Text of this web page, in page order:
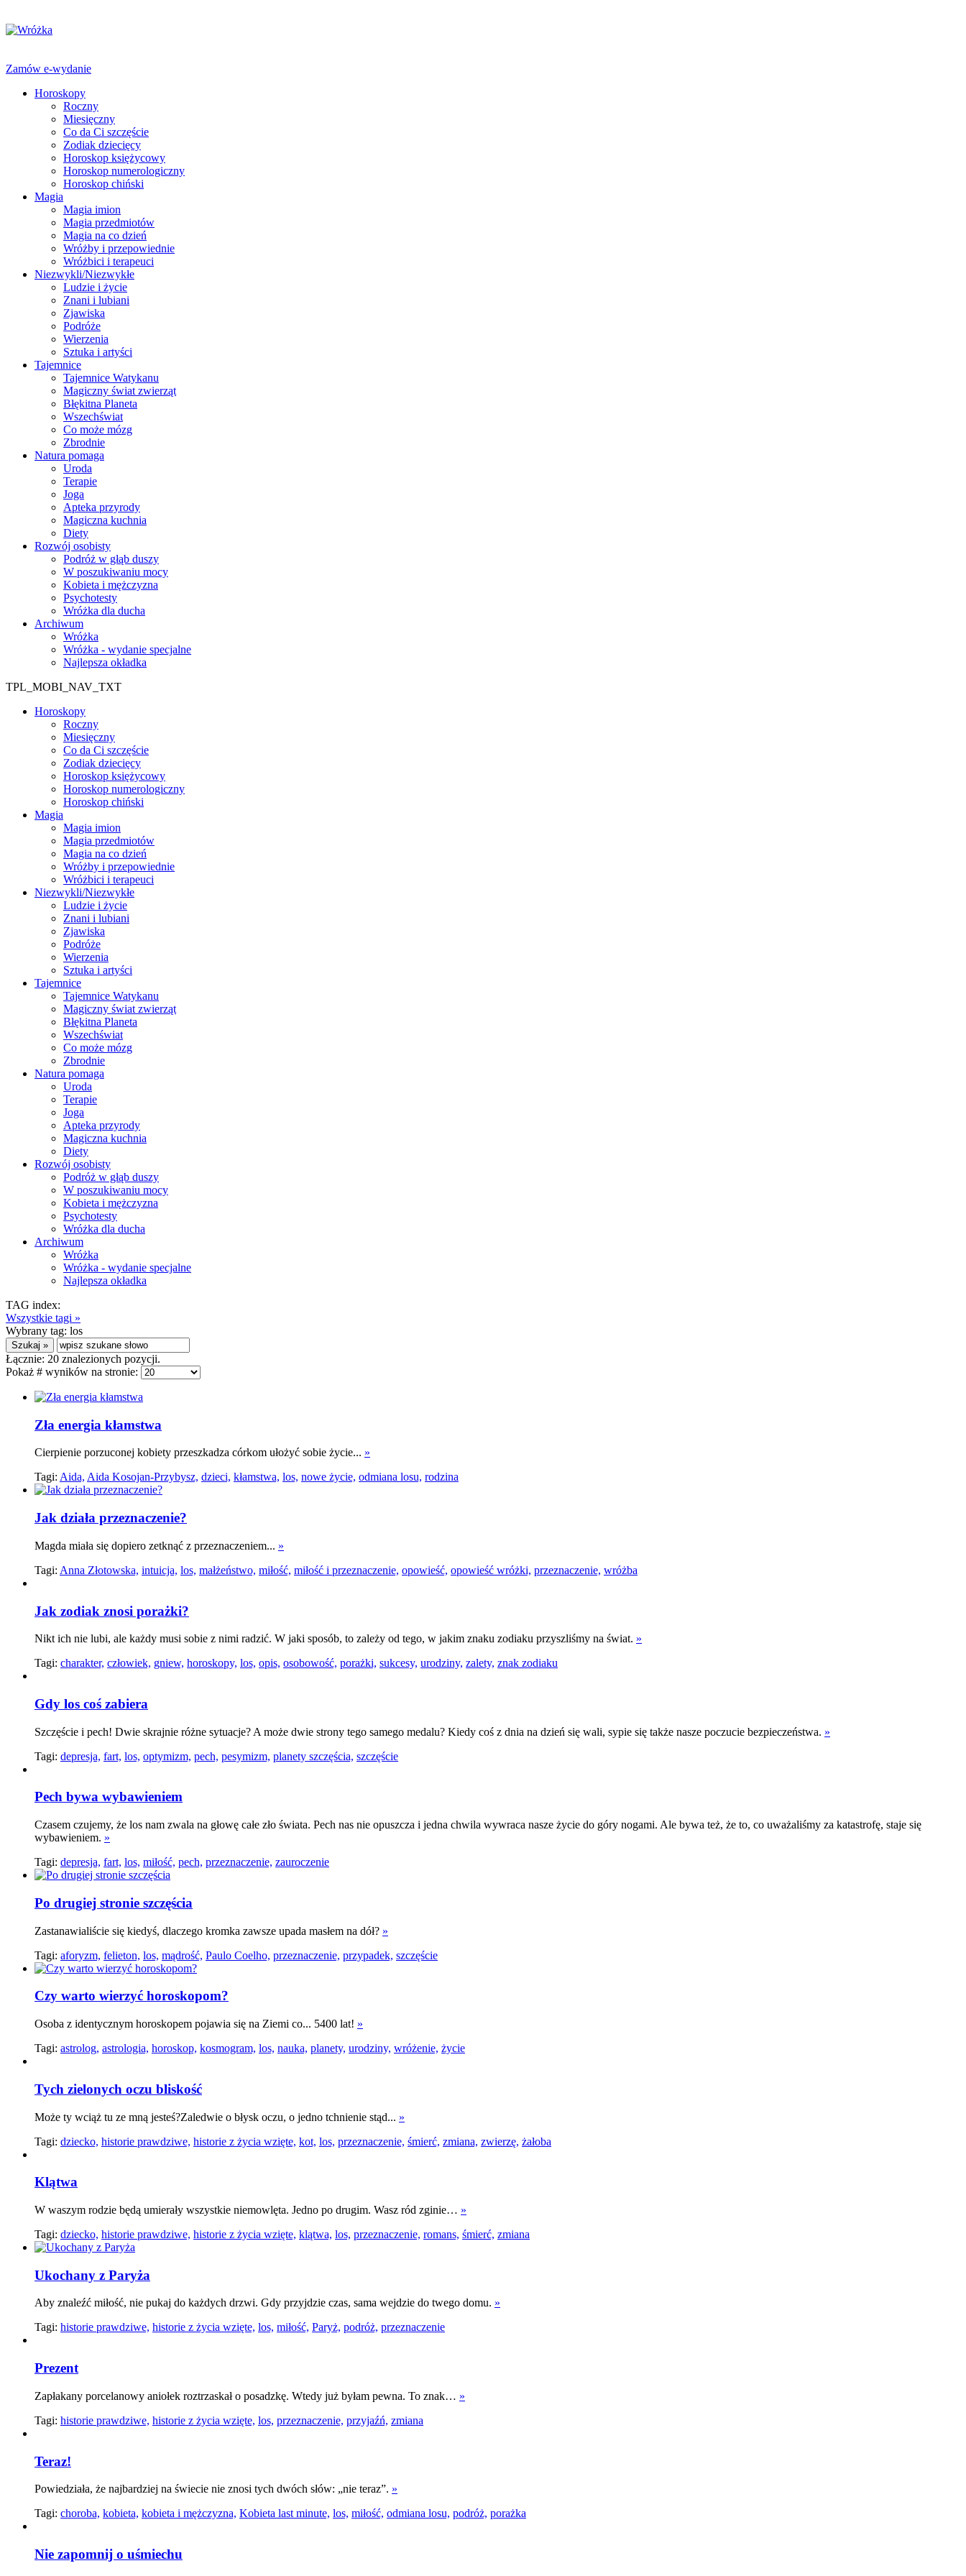
Zamów e-wydanie
Horoskopy
Roczny
Miesięczny
Co da Ci szczęście
Zodiak dziecięcy
Horoskop księżycowy
Horoskop numerologiczny
Horoskop chiński
Magia
Magia imion
Magia przedmiotów
Magia na co dzień
Wróżby i przepowiednie
Wróżbici i terapeuci
Niezwykli/Niezwykłe
Ludzie i życie
Znani i lubiani
Zjawiska
Podróże
Wierzenia
Sztuka i artyści
Tajemnice
Tajemnice Watykanu
Magiczny świat zwierząt
Błękitna Planeta
Wszechświat
Co może mózg
Zbrodnie
Natura pomaga
Uroda
Terapie
Joga
Apteka przyrody
Magiczna kuchnia
Diety
Rozwój osobisty
Podróż w głąb duszy
W poszukiwaniu mocy
Kobieta i mężczyzna
Psychotesty
Wróżka dla ducha
Archiwum
Wróżka
Wróżka - wydanie specjalne
Najlepsza okładka
TPL_MOBI_NAV_TXT
Horoskopy
Roczny
Miesięczny
Co da Ci szczęście
Zodiak dziecięcy
Horoskop księżycowy
Horoskop numerologiczny
Horoskop chiński
Magia
Magia imion
Magia przedmiotów
Magia na co dzień
Wróżby i przepowiednie
Wróżbici i terapeuci
Niezwykli/Niezwykłe
Ludzie i życie
Znani i lubiani
Zjawiska
Podróże
Wierzenia
Sztuka i artyści
Tajemnice
Tajemnice Watykanu
Magiczny świat zwierząt
Błękitna Planeta
Wszechświat
Co może mózg
Zbrodnie
Natura pomaga
Uroda
Terapie
Joga
Apteka przyrody
Magiczna kuchnia
Diety
Rozwój osobisty
Podróż w głąb duszy
W poszukiwaniu mocy
Kobieta i mężczyzna
Psychotesty
Wróżka dla ducha
Archiwum
Wróżka
Wróżka - wydanie specjalne
Najlepsza okładka
TAG index:
Wszystkie tagi »
Wybrany tag: los
Łącznie: 20 znalezionych pozycji.
Pokaż # wyników na stronie:
Zła energia kłamstwa
Cierpienie porzuconej kobiety przeszkadza córkom ułożyć sobie życie... »
Tagi: Aida, Aida Kosojan-Przybysz, dzieci, kłamstwa, los, nowe życie, odmiana losu, rodzina
Jak działa przeznaczenie?
Magda miała się dopiero zetknąć z przeznaczeniem... »
Tagi: Anna Złotowska, intuicja, los, małżeństwo, miłość, miłość i przeznaczenie, opowieść, opowieść wróżki, przeznaczenie, wróżba
Jak zodiak znosi porażki?
Nikt ich nie lubi, ale każdy musi sobie z nimi radzić. W jaki sposób, to zależy od tego, w jakim znaku zodiaku przyszliśmy na świat. »
Tagi: charakter, człowiek, gniew, horoskopy, los, opis, osobowość, porażki, sukcesy, urodziny, zalety, znak zodiaku
Gdy los coś zabiera
Szczęście i pech! Dwie skrajnie różne sytuacje? A może dwie strony tego samego medalu? Kiedy coś z dnia na dzień się wali, sypie się także nasze poczucie bezpieczeństwa. »
Tagi: depresja, fart, los, optymizm, pech, pesymizm, planety szczęścia, szczęście
Pech bywa wybawieniem
Czasem czujemy, że los nam zwala na głowę całe zło świata. Pech nas nie opuszcza i jedna chwila wywraca nasze życie do góry nogami. Ale bywa też, że to, co uważaliśmy za katastrofę, staje się
wybawieniem. »
Tagi: depresja, fart, los, miłość, pech, przeznaczenie, zauroczenie
Po drugiej stronie szczęścia
Zastanawialiście się kiedyś, dlaczego kromka zawsze upada masłem na dół? »
Tagi: aforyzm, felieton, los, mądrość, Paulo Coelho, przeznaczenie, przypadek, szczęście
Czy warto wierzyć horoskopom?
Osoba z identycznym horoskopem pojawia się na Ziemi co... 5400 lat! »
Tagi: astrolog, astrologia, horoskop, kosmogram, los, nauka, planety, urodziny, wróżenie, życie
Tych zielonych oczu bliskość
Może ty wciąż tu ze mną jesteś?Zaledwie o błysk oczu, o jedno tchnienie stąd... »
Tagi: dziecko, historie prawdziwe, historie z życia wzięte, kot, los, przeznaczenie, śmierć, zmiana, zwierzę, żałoba
Klątwa
W waszym rodzie będą umierały wszystkie niemowlęta. Jedno po drugim. Wasz ród zginie… »
Tagi: dziecko, historie prawdziwe, historie z życia wzięte, klątwa, los, przeznaczenie, romans, śmierć, zmiana
Ukochany z Paryża
Aby znaleźć miłość, nie pukaj do każdych drzwi. Gdy przyjdzie czas, sama wejdzie do twego domu. »
Tagi: historie prawdziwe, historie z życia wzięte, los, miłość, Paryż, podróż, przeznaczenie
Prezent
Zapłakany porcelanowy aniołek roztrzaskał o posadzkę. Wtedy już byłam pewna. To znak… »
Tagi: historie prawdziwe, historie z życia wzięte, los, przeznaczenie, przyjaźń, zmiana
Teraz!
Powiedziała, że najbardziej na świecie nie znosi tych dwóch słów: „nie teraz”. »
Tagi: choroba, kobieta, kobieta i mężczyzna, Kobieta last minute, los, miłość, odmiana losu, podróż, porażka
Nie zapomnij o uśmiechu